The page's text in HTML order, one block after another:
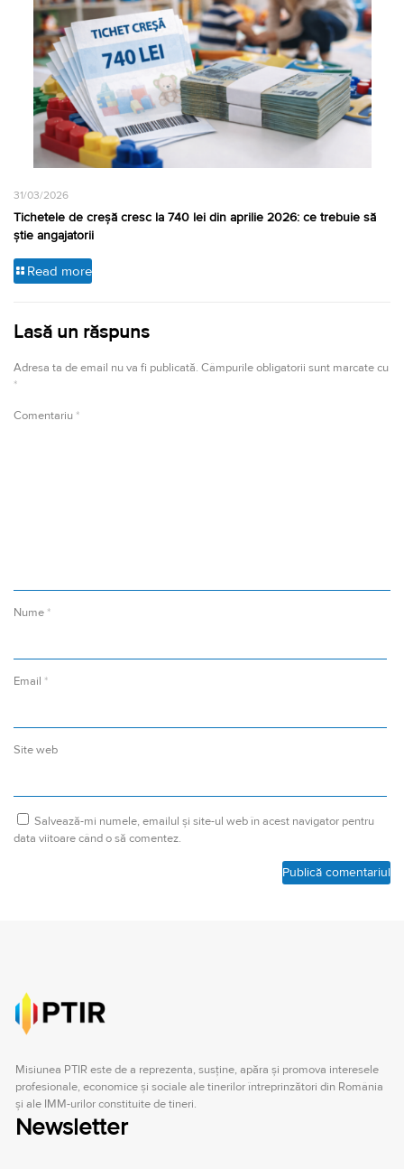
31/03/2026
Tichetele de creșă cresc la 740 lei din aprilie 2026: ce trebuie să
știe angajatorii
Read more
Lasă un răspuns
Adresa ta de email nu va fi publicată. Câmpurile obligatorii sunt marcate cu
*
Comentariu *
Nume *
Email *
Site web
Salvează-mi numele, emailul și site-ul web în acest navigator pentru
data viitoare când o să comentez.
Misiunea PTIR este de a reprezenta, susţine, apăra şi promova interesele
profesionale, economice şi sociale ale tinerilor întreprinzători din România
şi ale IMM-urilor constituite de tineri.
Newsletter